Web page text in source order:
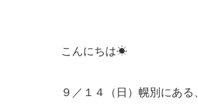
こんにちは☀
９／１４（日）幌別にあ